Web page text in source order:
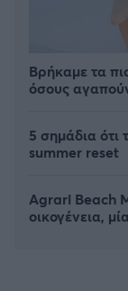
Βρήκαμε τα
όσους
5 σημάδια ότι
summer reset
Agrari Beach
οικογένεια,